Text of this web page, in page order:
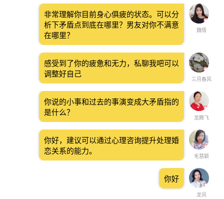
魏倩
非常理解你目前身心俱疲的状态。可以分
析下矛盾点到底在哪里？男友对你不满意
在哪里？
三月春风
感受到了你的疲惫和无力，私聊我吧可以
调整好自己
龙腾飞
你说的小事和过去的事演变成大矛盾指的
是什么？
毛慧颖
你好，建议可以通过心理咨询提升处理婚
恋关系的能力。
龙凤
你好